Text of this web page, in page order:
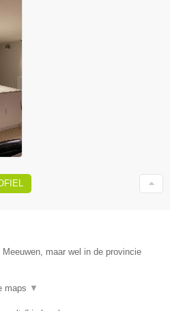
maar wel in de provincie
maps ▼